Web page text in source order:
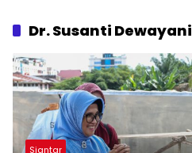
Dr. Susanti Dewayani
Siantar